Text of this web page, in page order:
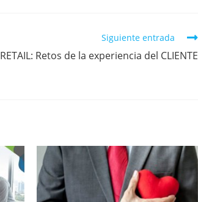
Siguiente entrada
RETAIL: Retos de la experiencia del CLIENTE